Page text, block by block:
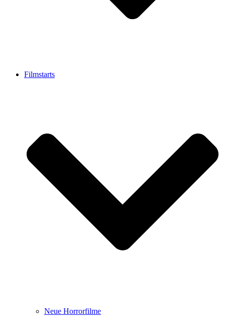
Filmstarts
Neue Horrorfilme